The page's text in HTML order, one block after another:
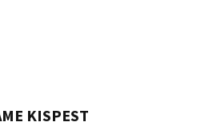
KISPEST